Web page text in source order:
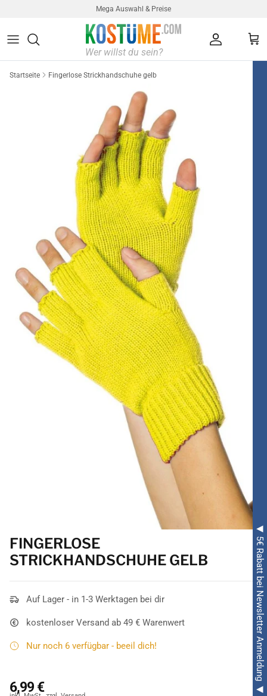
Mega Auswahl & Preise
◀ 5€ Rabatt bei Newsletter Anmeldung ◀
Startseite Fingerlose Strickhandschuhe gelb
FINGERLOSE
STRICKHANDSCHUHE GELB
Auf Lager - in 1-3 Werktagen bei dir
kostenloser Versand ab 49 € Warenwert
Nur noch 6 verfügbar - beeil dich!
6,99 €